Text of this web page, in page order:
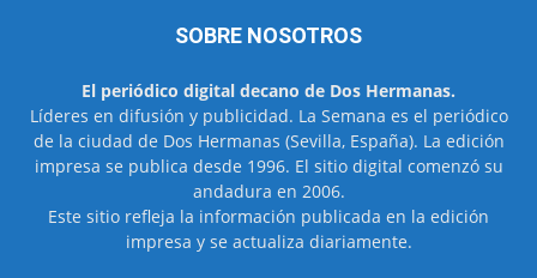
SOBRE NOSOTROS
El periódico digital decano de Dos Hermanas.
Líderes en difusión y publicidad. La Semana es el periódico
de la ciudad de Dos Hermanas (Sevilla, España). La edición
impresa se publica desde 1996. El sitio digital comenzó su
andadura en 2006.
Este sitio refleja la información publicada en la edición
impresa y se actualiza diariamente.